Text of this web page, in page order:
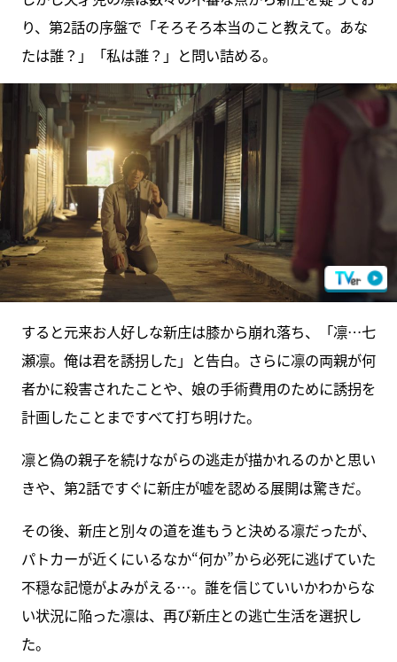
り、第2話の序盤で「そろそろ本当のこと教えて。あな
たは誰？」「私は誰？」と問い詰める。
すると元来お人好しな新庄は膝から崩れ落ち、「凛…七
瀬凛。俺は君を誘拐した」と告白。さらに凛の両親が何
者かに殺害されたことや、娘の手術費用のために誘拐を
計画したことまですべて打ち明けた。
凛と偽の親子を続けながらの逃走が描かれるのかと思い
きや、第2話ですぐに新庄が嘘を認める展開は驚きだ。
その後、新庄と別々の道を進もうと決める凛だったが、
パトカーが近くにいるなか“何か”から必死に逃げていた
不穏な記憶がよみがえる…。誰を信じていいかわからな
い状況に陥った凛は、再び新庄との逃亡生活を選択し
た。